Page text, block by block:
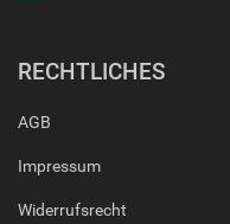
RECHTLICHES
AGB
Impressum
Widerrufsrecht